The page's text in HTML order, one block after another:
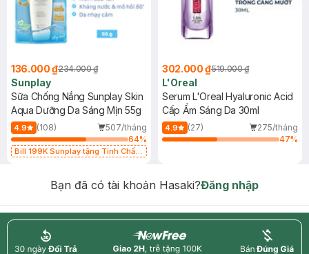
136.000 ₫234.000 ₫
Sunplay
Sữa Chống Nắng Sunplay Skin
Aqua Dưỡng Da Sáng Mịn 55g
4.9 (108)
507/tháng
64%
Bill 199K Sunplay tặng Tinh Chất
302.000 ₫519.000 ₫
L'Oreal
Serum L'Oreal Hyaluronic Acid
Cấp Ẩm Sáng Da 30ml
4.9 (27)
275/tháng
47%
Bạn đã có tài khoản Hasaki?Đăng nhập